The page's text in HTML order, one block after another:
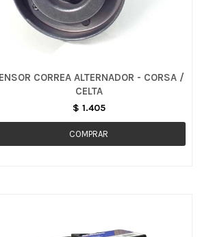
CORREA ALTERNADOR - CORSA /
CELTA
$ 1.405